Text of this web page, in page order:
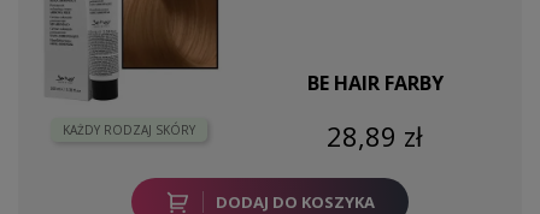
KAŻDY RODZAJ SKÓRY
BE HAIR FARBY
28,89 zł
DODAJ DO KOSZYKA